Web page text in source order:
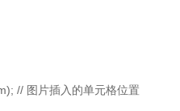
图片插入的单元格位置